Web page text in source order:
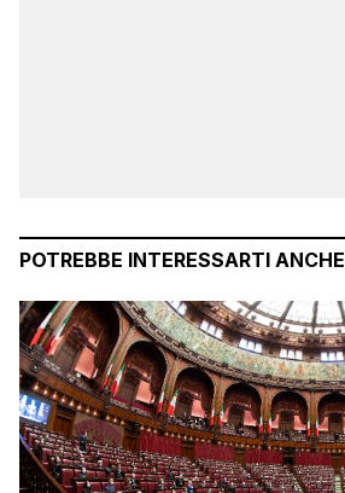
POTREBBE INTERESSARTI ANCHE